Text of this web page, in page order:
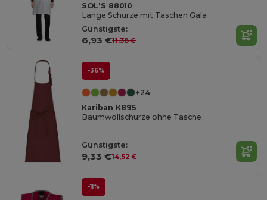
SOL'S 88010
Lange Schürze mit Taschen Gala
Günstigste:
6,93 €11,38 €
-36%
+24
Kariban K895
Baumwollschürze ohne Tasche
Günstigste:
9,33 €14,52 €
-11%